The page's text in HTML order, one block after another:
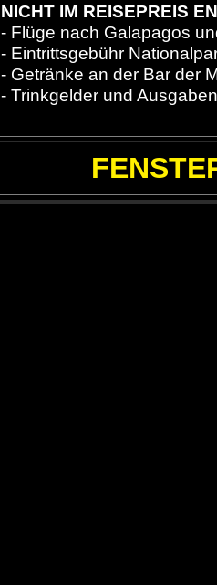
NICHT IM REISEPREIS
- Flüge nach Galapagos
- Eintrittsgebühr
- Getränke an der Bar der
- Trinkgelder und